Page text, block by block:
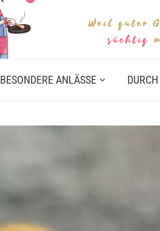
BESONDERE ANLÄSSE